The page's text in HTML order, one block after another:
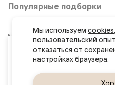
Ваш
Популярные подборки
Почта
Мы используем cookies
пользовательский
отказаться от